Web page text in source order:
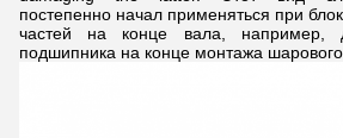
постепенно начал применяться при
частей на конце вала, например,
подшипника на конце монтажа шарового